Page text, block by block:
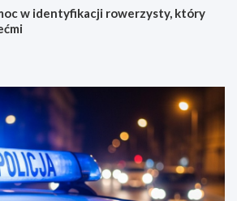
w identyfikacji rowerzysty, który